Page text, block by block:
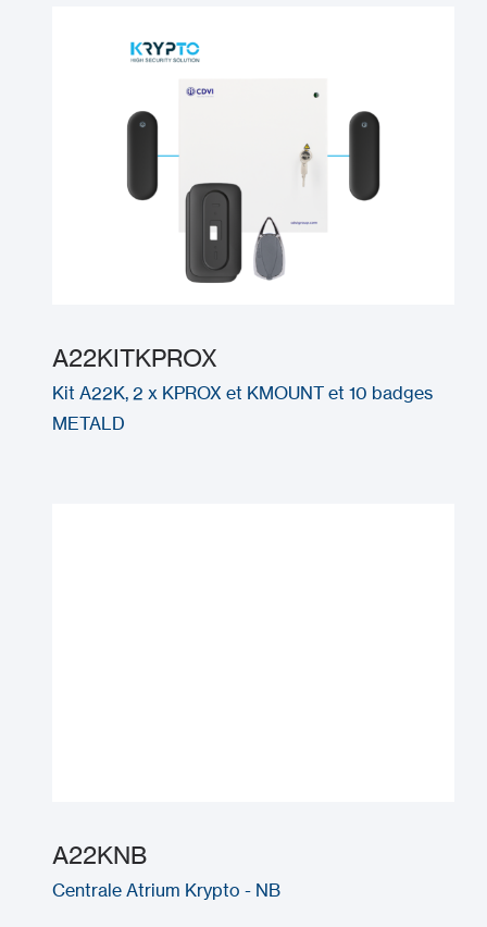
A22KITKPROX
Kit A22K, 2 x KPROX et KMOUNT et 10 badges
METALD
A22KNB
Centrale Atrium Krypto - NB